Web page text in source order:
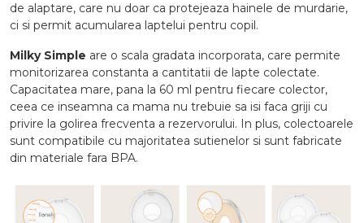
de alaptare, care nu doar ca protejeaza hainele de murdarie,
ci si permit acumularea laptelui pentru copil.
Milky Simple are o scala gradata incorporata, care permite
monitorizarea constanta a cantitatii de lapte colectate.
Capacitatea mare, pana la 60 ml pentru fiecare colector,
ceea ce inseamna ca mama nu trebuie sa isi faca griji cu
privire la golirea frecventa a rezervorului. In plus, colectoarele
sunt compatibile cu majoritatea sutienelor si sunt fabricate
din materiale fara BPA.